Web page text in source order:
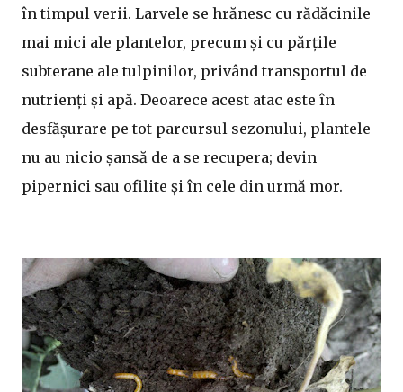
în timpul verii. Larvele se hrănesc cu rădăcinile
mai mici ale plantelor, precum și cu părțile
subterane ale tulpinilor, privând transportul de
nutrienți și apă. Deoarece acest atac este în
desfășurare pe tot parcursul sezonului, plantele
nu au nicio șansă de a se recupera; devin
pipernici sau ofilite și în cele din urmă mor.